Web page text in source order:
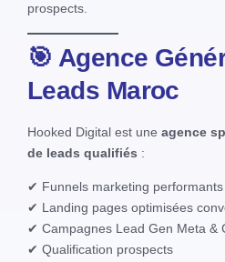
prospects.
🎯 Agence
Leads Maroc
Hooked Digital est une agence
de leads qualifiés :
✔ Funnels marketing performants
✔ Landing pages optimisées
✔ Campagnes Lead Gen Meta &
✔ Qualification prospects